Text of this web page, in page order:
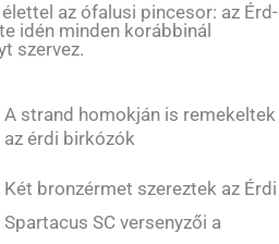
az ófalusi pincesor: az Érd-
idén minden korábbinál
szervez.
A strand homokján is remekeltek
az érdi birkózók
Két bronzérmet szereztek az Érdi
Spartacus SC versenyzői a